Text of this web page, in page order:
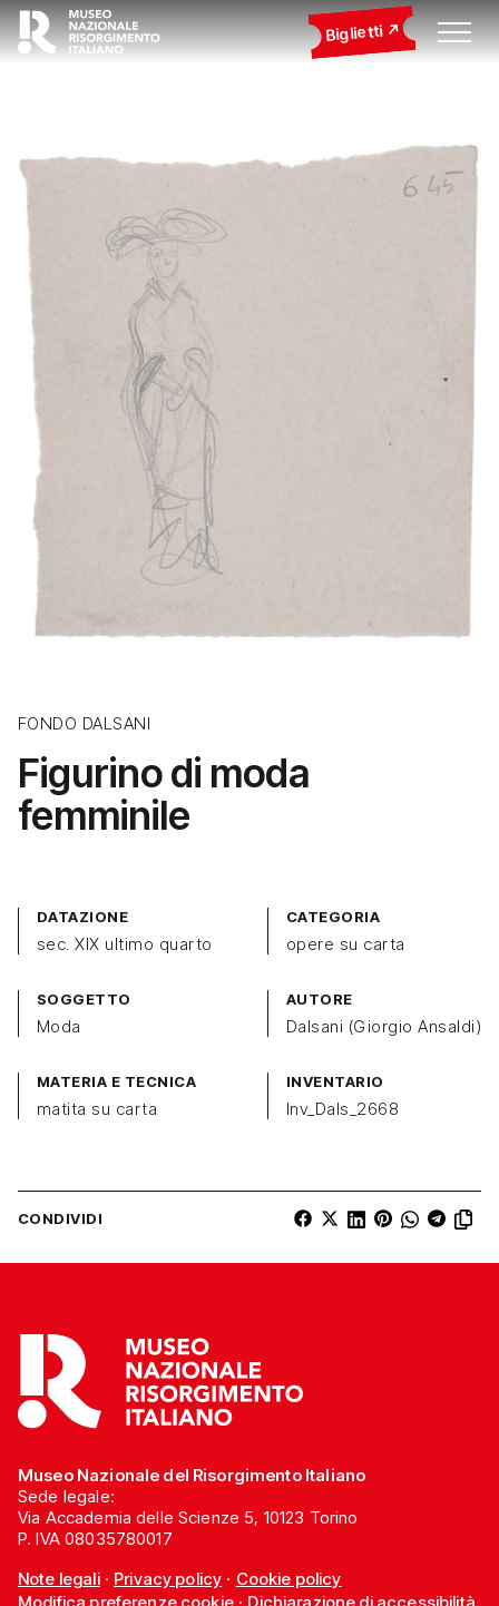
Biglietti
FONDO DALSANI
Figurino di moda
femminile
DATAZIONE
sec. XIX ultimo quarto
CATEGORIA
opere su carta
SOGGETTO
Moda
AUTORE
Dalsani (Giorgio Ansaldi)
MATERIA E TECNICA
matita su carta
INVENTARIO
Inv_Dals_2668
CONDIVIDI
Museo Nazionale del Risorgimento Italiano
Sede legale:
Via Accademia delle Scienze 5, 10123 Torino
P. IVA 08035780017
Note legali· Privacy policy · Cookie policy